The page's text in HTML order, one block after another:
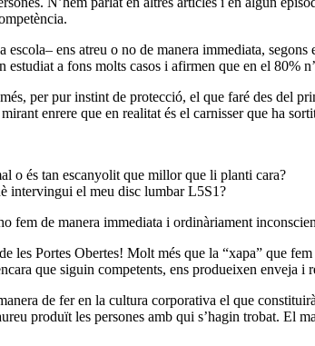
ens atreu o no de manera immediata,
a fons molts casos i afirmen que en el 80%
per pur instint de protecció, el que faré des del
enrere que en realitat és el carnisser que ha
o és tan escanyolit que millor que li planti cara?
intervingui el meu disc lumbar L5S1?
fem de manera immediata i ordinàriament
Portes Obertes! Molt més que la “xapa” que
que siguin competents, ens produeixen enveja i
de fer en la cultura corporativa el que
produït les persones amb qui s’hagin trobat. El